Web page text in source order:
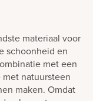
materiaal voor
schoonheid en
met een
natuursteen
maken. Omdat